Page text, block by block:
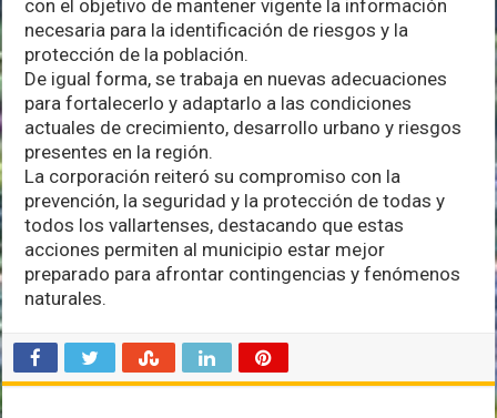
con el objetivo de mantener vigente la información
necesaria para la identificación de riesgos y la
protección de la población.
De igual forma, se trabaja en nuevas adecuaciones
para fortalecerlo y adaptarlo a las condiciones
actuales de crecimiento, desarrollo urbano y riesgos
presentes en la región.
La corporación reiteró su compromiso con la
prevención, la seguridad y la protección de todas y
todos los vallartenses, destacando que estas
acciones permiten al municipio estar mejor
preparado para afrontar contingencias y fenómenos
naturales.